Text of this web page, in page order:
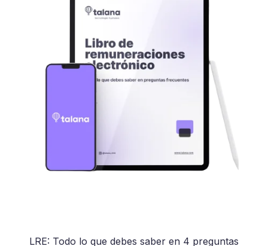
LRE: Todo lo que debes saber en 4 preguntas